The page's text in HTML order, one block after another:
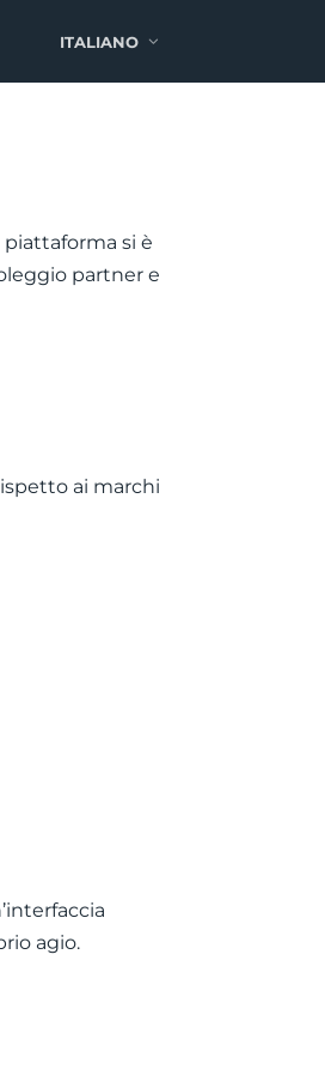
ITALIANO
si è
partner e
ai marchi
agio.